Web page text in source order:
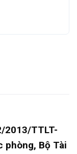
2013/TTLT-
phòng, Bộ Tài